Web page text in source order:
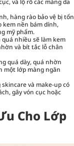
và lộ rõ các mảng da
hàng rào bảo vệ bị tổn
nền bám dính,
mỹ phẩm.
nhiều sẽ làm kem
và bít tắc lỗ chân
quá dày, quá nhờn
một lớp màng ngăn
và make-up có
gây vón cục hoặc
Cho Lớp